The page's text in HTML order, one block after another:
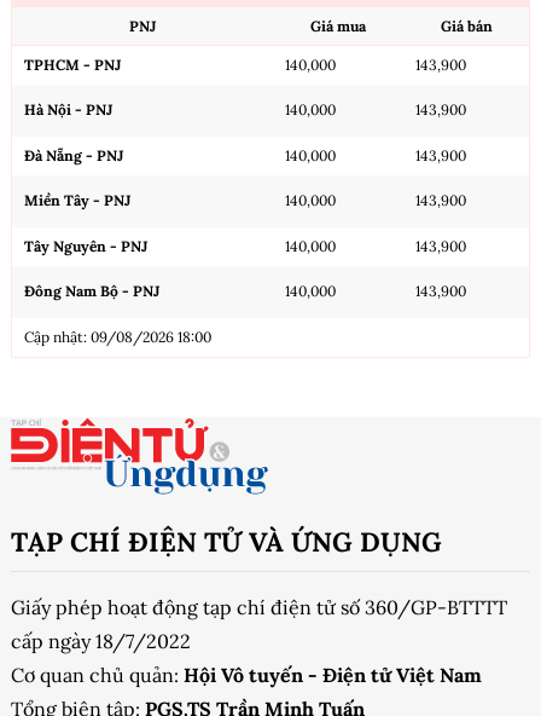
PNJ Giá mua Giá bán
TPHCM - PNJ 140,000 143,900
Hà Nội - PNJ 140,000 143,900
Đà Nẵng - PNJ 140,000 143,900
Miền Tây - PNJ 140,000 143,900
Tây Nguyên - PNJ 140,000 143,900
Đông Nam Bộ - PNJ 140,000 143,900
Cập nhật: 09/08/2026 18:00
TẠP CHÍ ĐIỆN TỬ VÀ ỨNG DỤNG
Giấy phép hoạt động tạp chí điện tử số 360/GP-BTTTT
cấp ngày 18/7/2022
Cơ quan chủ quản: Hội Vô tuyến - Điện tử Việt Nam
Tổng biên tập: PGS.TS Trần Minh Tuấn